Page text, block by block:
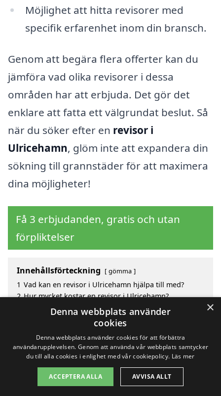
Möjlighet att hitta revisorer med
specifik erfarenhet inom din bransch.
Genom att begära flera offerter kan du
jämföra vad olika revisorer i dessa
områden har att erbjuda. Det gör det
enklare att fatta ett välgrundat beslut. Så
när du söker efter en revisor i
Ulricehamn, glöm inte att expandera din
sökning till grannstäder för att maximera
dina möjligheter!
Få 3 erbjudanden, gratis och utan
förpliktelser
Innehållsförteckning gömma
1 Vad kan en revisor i Ulricehamn hjälpa till med?
2 Hur mycket kostar en revisor i Ulricehamn?
Fördelar med att välja revisor i Ulricehamn
Sök efter en skicklig revisor i de omgivande städerna
Copyright 2026 - Pilanto Aps
×
Denna webbplats använder
cookies
Denna webbplats använder cookies för att förbättra
användarupplevelsen. Genom att använda vår webbplats samtycker
du till alla cookies i enlighet med vår cookiepolicy. Läs mer
ACCEPTERA ALLA AVVISA ALLT